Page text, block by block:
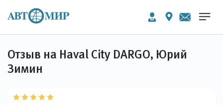
Отзыв на Haval City DARGO, Юрий
Зимин